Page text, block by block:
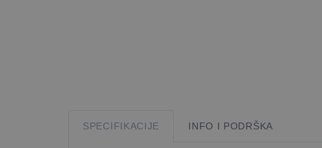
SPECIFIKACIJE INFO I PODRŠKA